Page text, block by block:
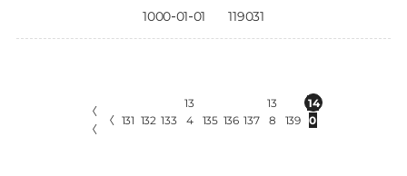
1000-01-01 119031
〈
〈
〈 131 132 133
13
4
135 136 137
13
8
139
14
0